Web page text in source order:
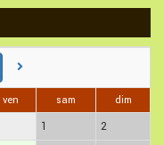
ven sam dim
1
2